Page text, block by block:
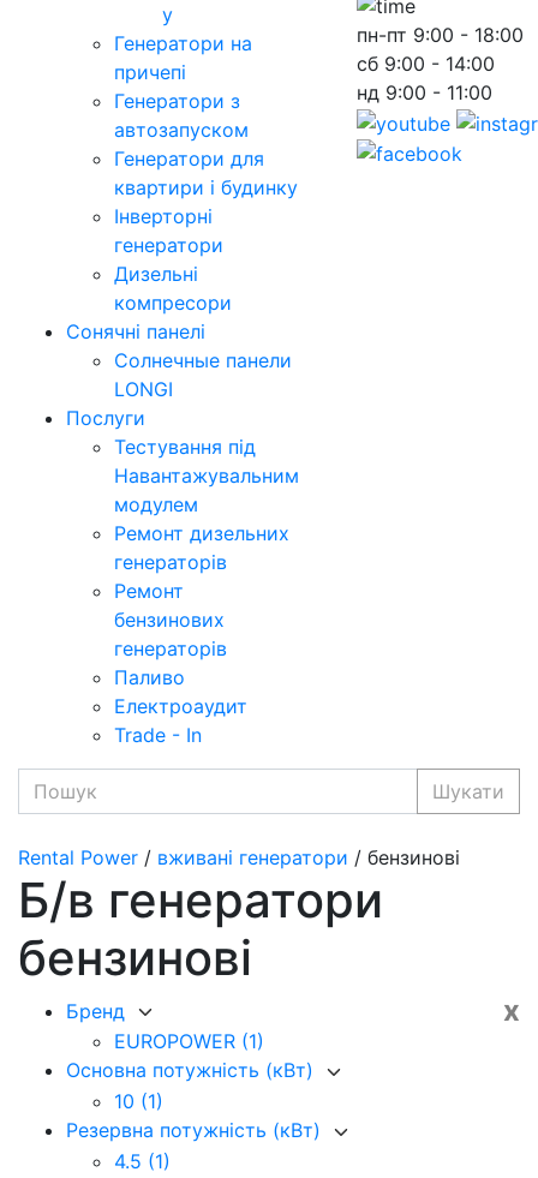
у
Генератори на
причепі
Генератори з
автозапуском
Генератори для
квартири і будинку
Інверторні
генератори
Дизельні
компресори
Сонячні панелі
Солнечные панели
LONGI
Послуги
Тестування під
Навантажувальним
модулем
Ремонт дизельних
генераторів
Ремонт
бензинових
генераторів
Паливо
Електроаудит
Trade - In
пн-пт 9:00 - 18:00
сб 9:00 - 14:00
нд 9:00 - 11:00
Шукати
Rental Power / вживані генератори / бензинові
Б/в генератори
бензинові
x
Бренд
EUROPOWER (1)
Основна потужність (кВт)
10 (1)
Резервна потужність (кВт)
4.5 (1)